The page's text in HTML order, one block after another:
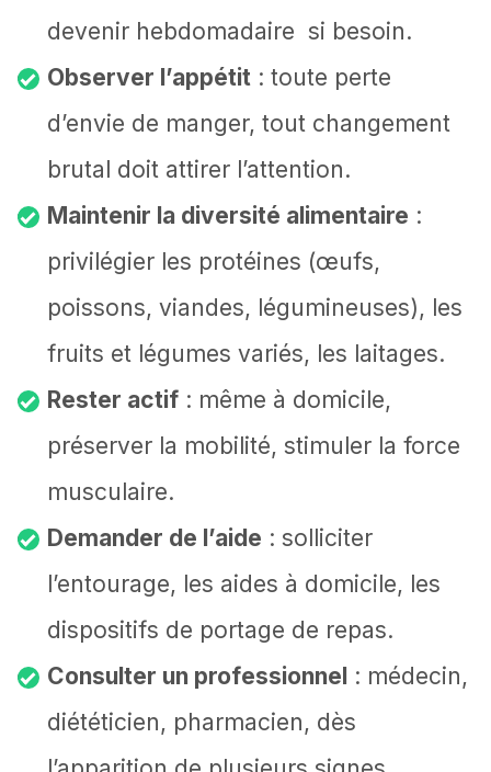
devenir hebdomadaire si besoin.
Observer l’appétit : toute perte
d’envie de manger, tout changement
brutal doit attirer l’attention.
Maintenir la diversité alimentaire :
privilégier les protéines (œufs,
poissons, viandes, légumineuses), les
fruits et légumes variés, les laitages.
Rester actif : même à domicile,
préserver la mobilité, stimuler la force
musculaire.
Demander de l’aide : solliciter
l’entourage, les aides à domicile, les
dispositifs de portage de repas.
Consulter un professionnel : médecin,
diététicien, pharmacien, dès